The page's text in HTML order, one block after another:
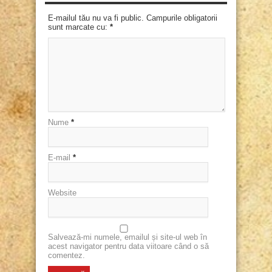
E-mailul tău nu va fi public. Campurile obligatorii
sunt marcate cu: *
Nume *
E-mail *
Website
Salvează-mi numele, emailul și site-ul web în
acest navigator pentru data viitoare când o să
comentez.